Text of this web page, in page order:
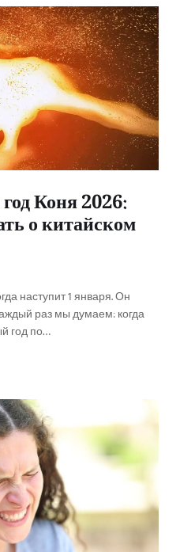
Коня 2026:
о китайском
наступит 1 января. Он
раз мы думаем: когда
год по…